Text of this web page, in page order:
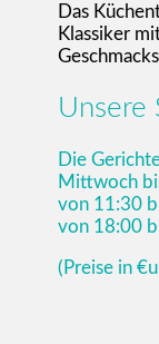
Das
Klassiker
Unsere
Die
Mittwoch
von 11:30
von 18:00
(Preise in